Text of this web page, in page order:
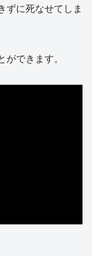
ずに死なせてしま
できます。